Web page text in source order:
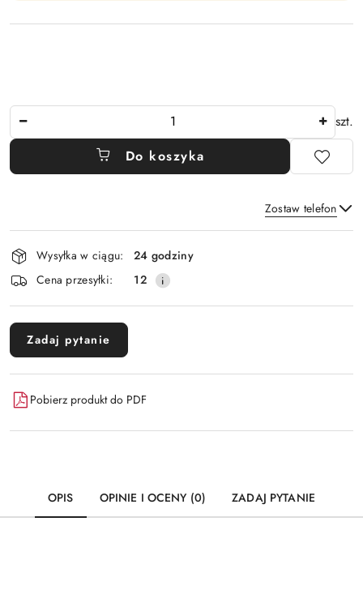
szt.
Do koszyka
Zostaw telefon
Wyślij
Dostępność
i
dostawa
Wysyłka w ciągu:
24 godziny
Cena przesyłki:
12
Zadaj pytanie
Pobierz produkt do PDF
OPIS OPINIE I OCENY (0) ZADAJ PYTANIE